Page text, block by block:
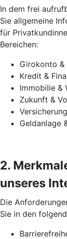
In dem frei
Sie allgemeine
für
Bereichen:
Girokonto &
Kredit &
Immobilie &
Zukunft &
Geldanlage
2.
unseres
Die
Sie in den